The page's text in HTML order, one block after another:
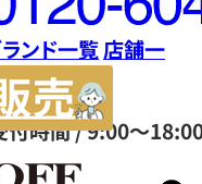
付時間 / 9:00～
ンド一覧店舗一
サ